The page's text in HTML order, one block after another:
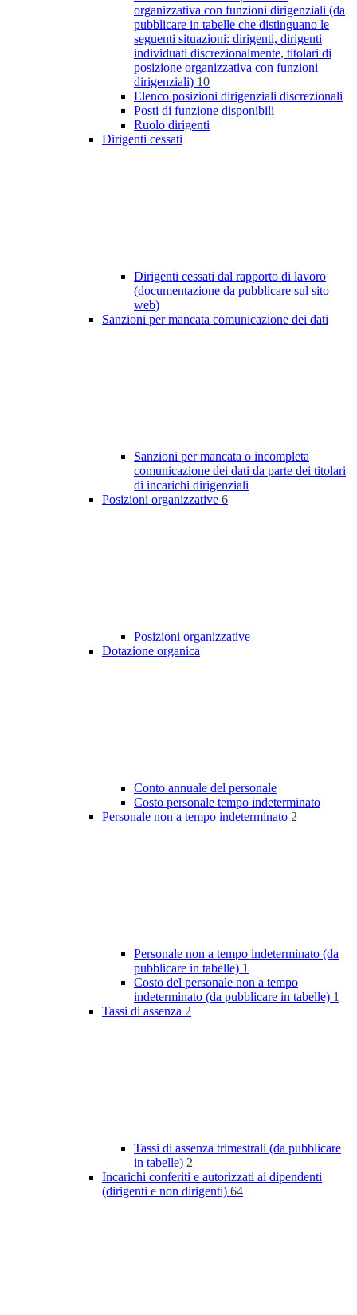
organizzativa con funzioni dirigenziali (da
pubblicare in tabelle che distinguano le
seguenti situazioni: dirigenti, dirigenti
individuati discrezionalmente, titolari di
posizione organizzativa con funzioni
dirigenziali) 10
Elenco posizioni dirigenziali discrezionali
Posti di funzione disponibili
Ruolo dirigenti
Dirigenti cessati
Dirigenti cessati dal rapporto di lavoro
(documentazione da pubblicare sul sito
web)
Sanzioni per mancata comunicazione dei dati
Sanzioni per mancata o incompleta
comunicazione dei dati da parte dei titolari
di incarichi dirigenziali
Posizioni organizzative 6
Posizioni organizzative
Dotazione organica
Conto annuale del personale
Costo personale tempo indeterminato
Personale non a tempo indeterminato 2
Personale non a tempo indeterminato (da
pubblicare in tabelle) 1
Costo del personale non a tempo
indeterminato (da pubblicare in tabelle) 1
Tassi di assenza 2
Tassi di assenza trimestrali (da pubblicare
in tabelle) 2
Incarichi conferiti e autorizzati ai dipendenti
(dirigenti e non dirigenti) 64